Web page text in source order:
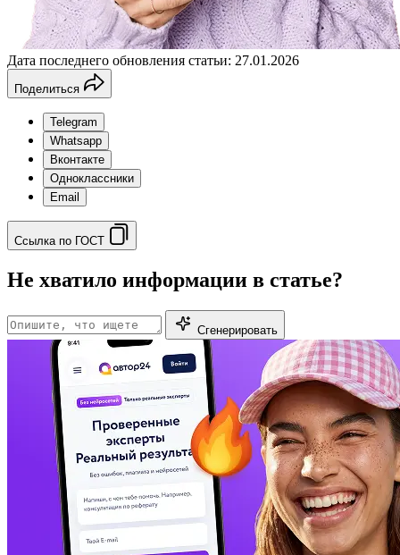
Дата последнего обновления статьи: 27.01.2026
Поделиться
Telegram
Whatsapp
Вконтакте
Одноклассники
Email
Ссылка по ГОСТ
Не хватило информации в статье?
Сгенерировать